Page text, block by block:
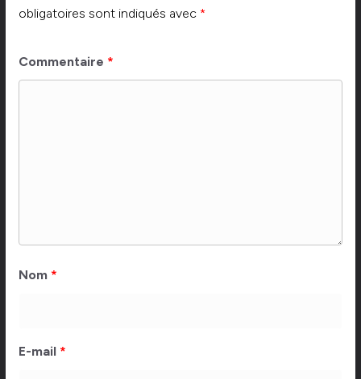
obligatoires sont indiqués avec *
Commentaire *
Nom *
E-mail *